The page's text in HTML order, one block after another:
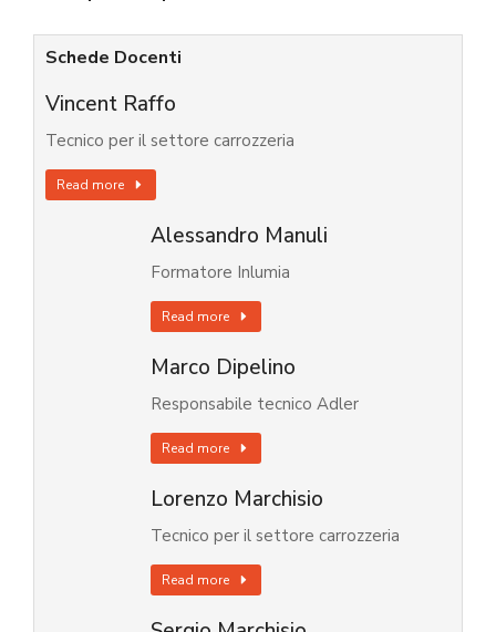
Schede Docenti
Vincent Raffo
Tecnico per il settore carrozzeria
Read more
Alessandro Manuli
Formatore Inlumia
Read more
Marco Dipelino
Responsabile tecnico Adler
Read more
Lorenzo Marchisio
Tecnico per il settore carrozzeria
Read more